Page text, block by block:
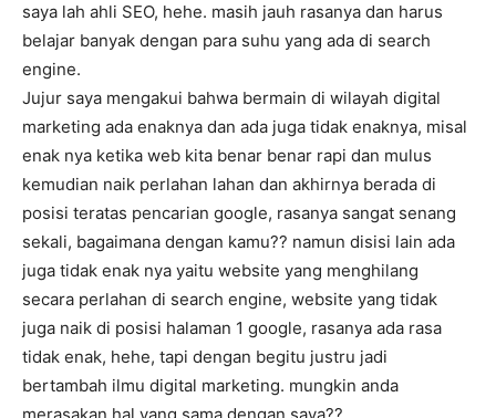
saya lah ahli SEO, hehe. masih jauh rasanya dan harus
belajar banyak dengan para suhu yang ada di search
engine.
Jujur saya mengakui bahwa bermain di wilayah digital
marketing ada enaknya dan ada juga tidak enaknya, misal
enak nya ketika web kita benar benar rapi dan mulus
kemudian naik perlahan lahan dan akhirnya berada di
posisi teratas pencarian google, rasanya sangat senang
sekali, bagaimana dengan kamu?? namun disisi lain ada
juga tidak enak nya yaitu website yang menghilang
secara perlahan di search engine, website yang tidak
juga naik di posisi halaman 1 google, rasanya ada rasa
tidak enak, hehe, tapi dengan begitu justru jadi
bertambah ilmu digital marketing. mungkin anda